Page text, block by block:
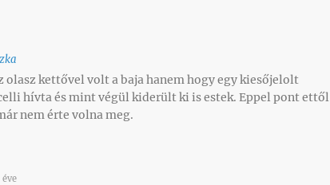
olasz kettővel volt a baja hanem hogy egy kiesőjelolt
hívta és mint végül kiderült ki is estek. Eppel pont ettől
nem érte volna meg.